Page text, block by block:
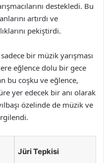
destekledi. Bu
artırdı ve
pekiştirdi.
bir müzik yarışması
eğlence dolu bir gece
bu coşku ve eğlence,
yer edecek bir anı olarak
özelinde de müzik ve
Jüri Tepkisi